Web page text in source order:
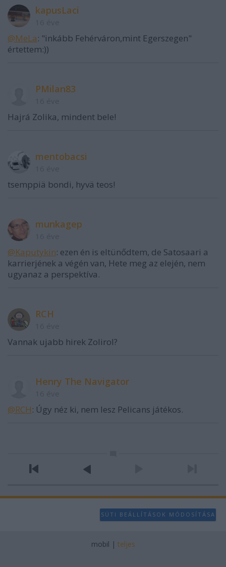
kapusLaci
@MeLa: "inkább Fehérváron,mint Egerszegen"
értettem:))
PMilan83
Hajrá Zolika, mindent bele!
mentobacsi
tsemppiä bondi, hyvä teos!
munkagep
@Kaputykin: ezen én is eltünődtem, de Satosaari a
karrierjének a végén van, Hete meg az elején, nem
ugyanaz a perspektíva.
RCH
Vannak ujabb hirek Zolirol?
Henry The Navigator
@RCH: Úgy néz ki, nem lesz Pelicans játékos.
SÜTI BEÁLLÍTÁSOK MÓDOSÍTÁSA
mobil | teljes